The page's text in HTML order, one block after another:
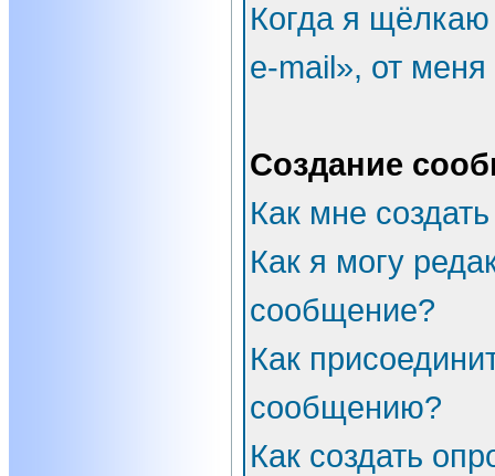
Когда я
e-mail», от
Создание
Как мне
Как я могу
сообщение?
Как
сообщению?
Как создать